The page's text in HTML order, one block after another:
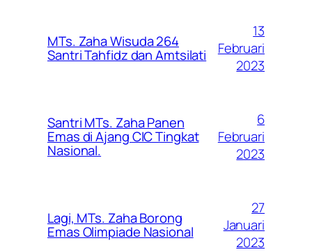
MTs. Zaha Wisuda 264
Santri Tahfidz dan Amtsilati
13
Februari
2023
Santri MTs. Zaha Panen
Emas di Ajang CIC Tingkat
Nasional.
6
Februari
2023
Lagi, MTs. Zaha Borong
Emas Olimpiade Nasional
27
Januari
2023